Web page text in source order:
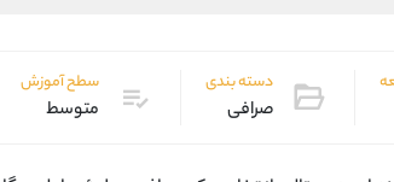
دسته بندی
صرافی
سطح آموزش
متوسط